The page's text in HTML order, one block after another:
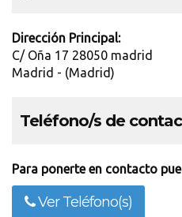
Dirección Principal:
C/ Oña 17 28050 madrid
Madrid - (Madrid)
Teléfono/s de
Para ponerte en contacto
Ver Teléfono(s)